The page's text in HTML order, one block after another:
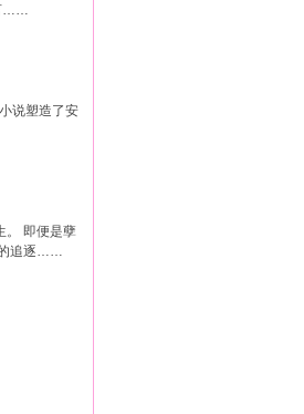
……
说塑造了安
。 即便是孽
的追逐……